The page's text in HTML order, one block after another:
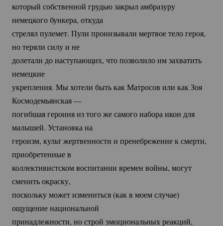
который собственной грудью закрыл амбразуру
немецкого бункера, откуда
стрелял пулемет. Пули пронизывали мертвое тело героя,
но теряли силу и не
долетали до наступающих, что позволило им захватить
немецкие
укрепления. Мы хотели быть как Матросов или как Зоя
Космодемьянская —
погибшая героиня из того же самого набора икон для
малышей. Установка на
героизм, культ жертвенности и пренебрежение к смерти,
приобретенные в
коллективистском воспитании времен войны, могут
сменить окраску,
поскольку может измениться (как в моем случае)
ощущение национальной
принадлежности, но строй эмоциональных реакций,